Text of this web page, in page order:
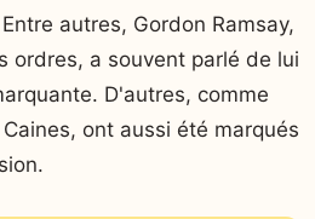
autres, Gordon Ramsay,
ordres, a souvent parlé de lui
D'autres, comme
ont aussi été marqués